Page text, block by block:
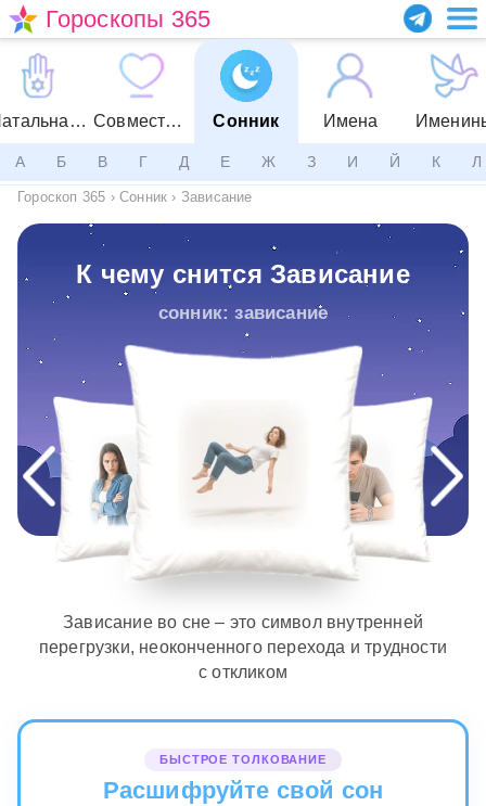
Гороскопы 365
Натальная карта Совместимость Сонник Имена
А Б В Г Д Е Ж З И Й К Л
Гороскоп 365 › Сонник › Зависание
К чему снится Зависание
сонник: зависание
Зависание во сне – это символ внутренней
перегрузки, неоконченного перехода и трудности
с откликом
БЫСТРОЕ ТОЛКОВАНИЕ
Расшифруйте свой сон